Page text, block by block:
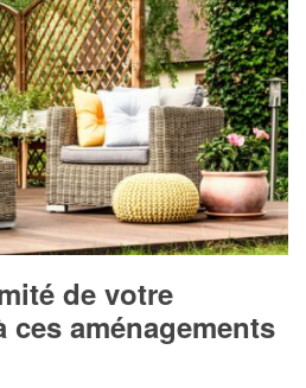
de votre
ces aménagements